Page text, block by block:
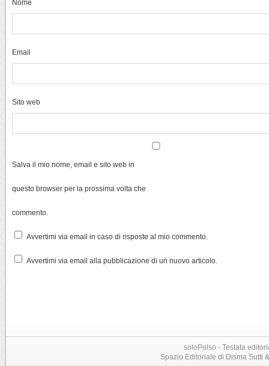
Nome
Email
Sito web
Salva il mio nome, email e sito web in
questo browser per la prossima volta che
commento.
Avvertimi via email in caso di risposte al mio commento.
Avvertimi via email alla pubblicazione di un nuovo articolo.
soloPolso - Testata
Spazio Editoriale di Disma Sutti